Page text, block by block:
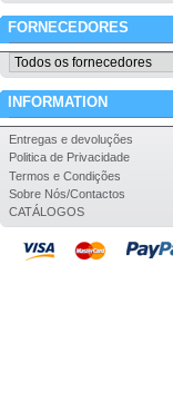
FORNECEDORES
INFORMATION
Entregas e devoluções
Politica de Privacidade
Termos e Condições
Sobre Nós/Contactos
CATÁLOGOS